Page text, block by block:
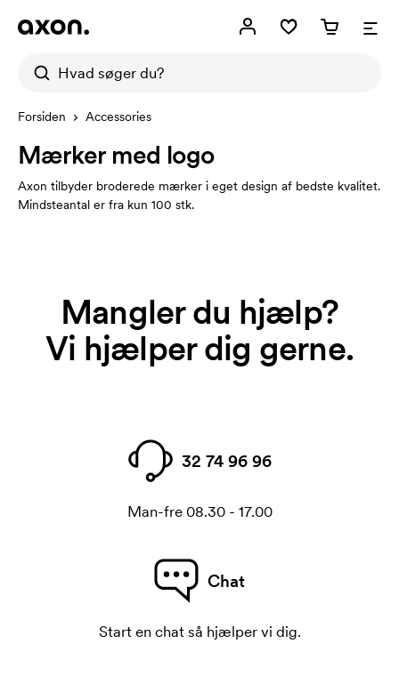
Forsiden Accessories
Mærker med logo
Axon tilbyder broderede mærker i eget design af bedste kvalitet.
Mindsteantal er fra kun 100 stk.
Mangler du hjælp?
Vi hjælper dig gerne.
32 74 96 96
Man-fre 08.30 - 17.00
Chat
Start en chat så hjælper vi dig.